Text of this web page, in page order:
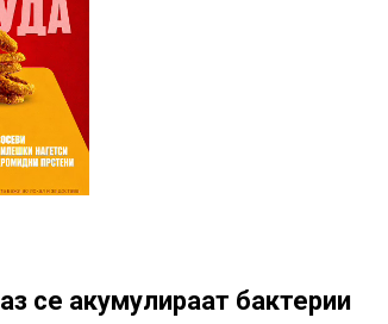
се акумулираат бактерии